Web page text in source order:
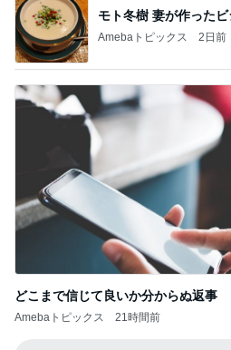
どこまで信じて良いか分からぬ返事
激しい歌とおどりで疲
Amebaトピックス 1日前